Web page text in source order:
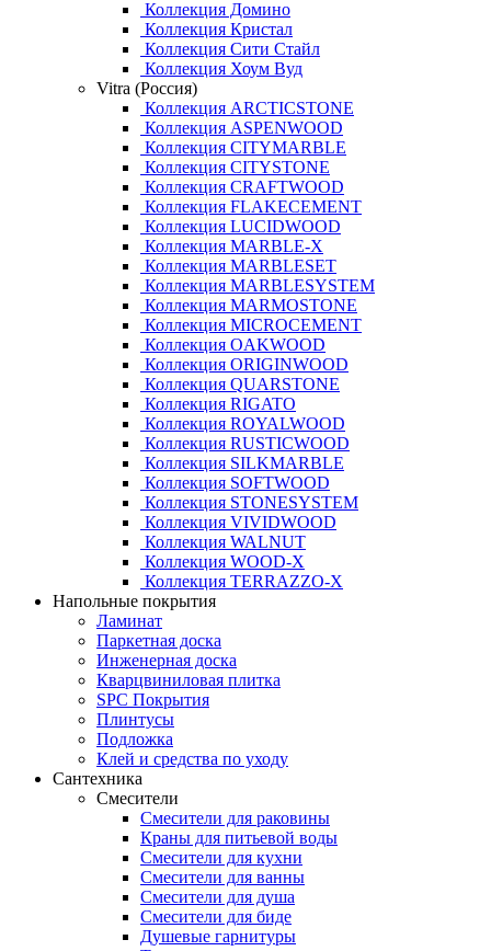
Коллекция Домино
Коллекция Кристал
Коллекция Сити Стайл
Коллекция Хоум Вуд
Vitra (Россия)
Коллекция ARCTICSTONE
Коллекция ASPENWOOD
Коллекция CITYMARBLE
Коллекция CITYSTONE
Коллекция CRAFTWOOD
Коллекция FLAKECEMENT
Коллекция LUCIDWOOD
Коллекция MARBLE-X
Коллекция MARBLESET
Коллекция MARBLESYSTEM
Коллекция MARMOSTONE
Коллекция MICROCEMENT
Коллекция OAKWOOD
Коллекция ORIGINWOOD
Коллекция QUARSTONE
Коллекция RIGATO
Коллекция ROYALWOOD
Коллекция RUSTICWOOD
Коллекция SILKMARBLE
Коллекция SOFTWOOD
Коллекция STONESYSTEM
Коллекция VIVIDWOOD
Коллекция WALNUT
Коллекция WOOD-X
Коллекция ТЕRRАZZO-X
Напольные покрытия
Ламинат
Паркетная доска
Инженерная доска
Кварцвиниловая плитка
SPC Покрытия
Плинтусы
Подложка
Клей и средства по уходу
Сантехника
Смесители
Смесители для раковины
Краны для питьевой воды
Смесители для кухни
Смесители для ванны
Смесители для душа
Смесители для биде
Душевые гарнитуры